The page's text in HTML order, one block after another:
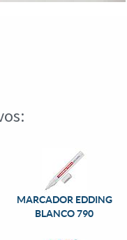
MARCADOR EDDING
BLANCO 790